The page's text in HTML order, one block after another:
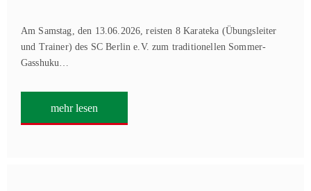
Am Samstag, den 13.06.2026, reisten 8 Karateka (Übungsleiter
und Trainer) des SC Berlin e.V. zum traditionellen Sommer-
Gasshuku…
mehr lesen